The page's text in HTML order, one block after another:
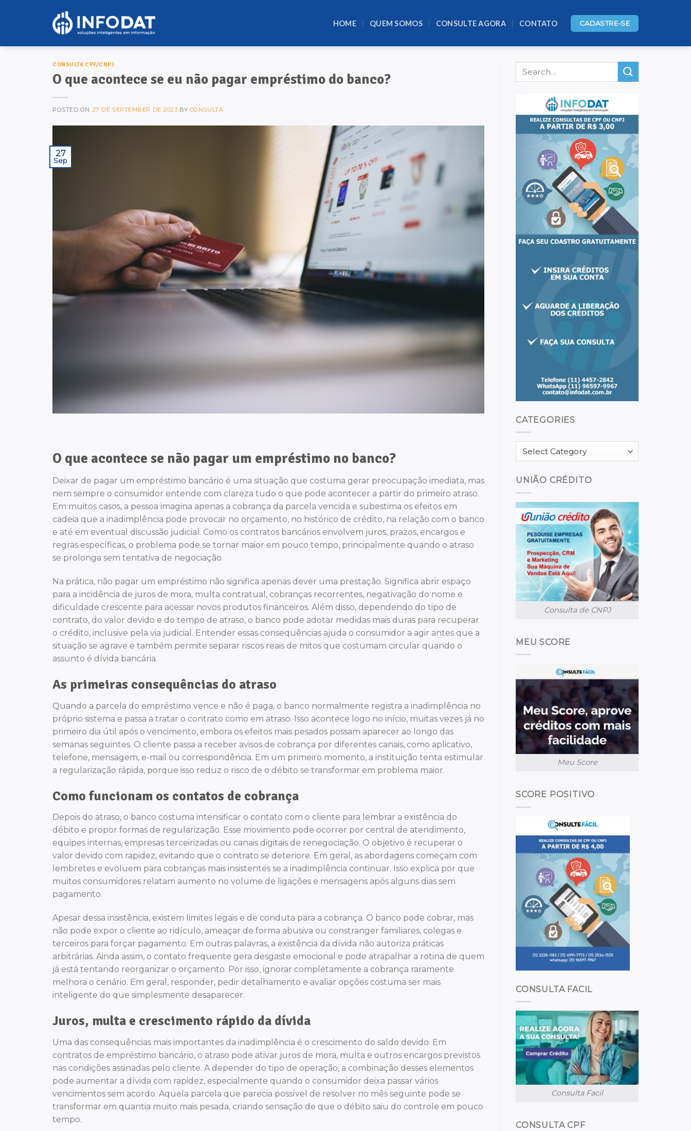
HOME QUEM SOMOS CONSULTE AGORA CONTATO CADASTRE-SE
CONSULTA CPF/CNPJ
O que acontece se eu não pagar empréstimo do banco?
POSTED ON 27 DE SEPTEMBER DE 2023 BY CONSULTA
27
Sep
O que acontece se não pagar um empréstimo no banco?
Deixar de pagar um empréstimo bancário é uma situação que costuma gerar preocupação imediata, mas
nem sempre o consumidor entende com clareza tudo o que pode acontecer a partir do primeiro atraso.
Em muitos casos, a pessoa imagina apenas a cobrança da parcela vencida e subestima os efeitos em
cadeia que a inadimplência pode provocar no orçamento, no histórico de crédito, na relação com o banco
e até em eventual discussão judicial. Como os contratos bancários envolvem juros, prazos, encargos e
regras específicas, o problema pode se tornar maior em pouco tempo, principalmente quando o atraso
se prolonga sem tentativa de negociação.
Na prática, não pagar um empréstimo não significa apenas dever uma prestação. Significa abrir espaço
para a incidência de juros de mora, multa contratual, cobranças recorrentes, negativação do nome e
dificuldade crescente para acessar novos produtos financeiros. Além disso, dependendo do tipo de
contrato, do valor devido e do tempo de atraso, o banco pode adotar medidas mais duras para recuperar
o crédito, inclusive pela via judicial. Entender essas consequências ajuda o consumidor a agir antes que a
situação se agrave e também permite separar riscos reais de mitos que costumam circular quando o
assunto é dívida bancária.
As primeiras consequências do atraso
Quando a parcela do empréstimo vence e não é paga, o banco normalmente registra a inadimplência no
próprio sistema e passa a tratar o contrato como em atraso. Isso acontece logo no início, muitas vezes já no
primeiro dia útil após o vencimento, embora os efeitos mais pesados possam aparecer ao longo das
semanas seguintes. O cliente passa a receber avisos de cobrança por diferentes canais, como aplicativo,
telefone, mensagem, e-mail ou correspondência. Em um primeiro momento, a instituição tenta estimular
a regularização rápida, porque isso reduz o risco de o débito se transformar em problema maior.
Como funcionam os contatos de cobrança
Depois do atraso, o banco costuma intensificar o contato com o cliente para lembrar a existência do
débito e propor formas de regularização. Esse movimento pode ocorrer por central de atendimento,
equipes internas, empresas terceirizadas ou canais digitais de renegociação. O objetivo é recuperar o
valor devido com rapidez, evitando que o contrato se deteriore. Em geral, as abordagens começam com
lembretes e evoluem para cobranças mais insistentes se a inadimplência continuar. Isso explica por que
muitos consumidores relatam aumento no volume de ligações e mensagens após alguns dias sem
pagamento.
Apesar dessa insistência, existem limites legais e de conduta para a cobrança. O banco pode cobrar, mas
não pode expor o cliente ao ridículo, ameaçar de forma abusiva ou constranger familiares, colegas e
terceiros para forçar pagamento. Em outras palavras, a existência da dívida não autoriza práticas
arbitrárias. Ainda assim, o contato frequente gera desgaste emocional e pode atrapalhar a rotina de quem
já está tentando reorganizar o orçamento. Por isso, ignorar completamente a cobrança raramente
melhora o cenário. Em geral, responder, pedir detalhamento e avaliar opções costuma ser mais
inteligente do que simplesmente desaparecer.
Juros, multa e crescimento rápido da dívida
Uma das consequências mais importantes da inadimplência é o crescimento do saldo devido. Em
contratos de empréstimo bancário, o atraso pode ativar juros de mora, multa e outros encargos previstos
nas condições assinadas pelo cliente. A depender do tipo de operação, a combinação desses elementos
pode aumentar a dívida com rapidez, especialmente quando o consumidor deixa passar vários
vencimentos sem acordo. Aquela parcela que parecia possível de resolver no mês seguinte pode se
transformar em quantia muito mais pesada, criando sensação de que o débito saiu do controle em pouco
tempo.
CATEGORIES
Categories
UNIÃO CRÉDITO
Consulta de CNPJ
MEU SCORE
Meu Score
SCORE POSITIVO
CONSULTA FACIL
Consulta Facil
CONSULTA CPF